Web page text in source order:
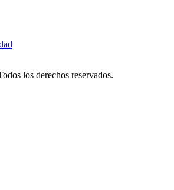
los derechos reservados.